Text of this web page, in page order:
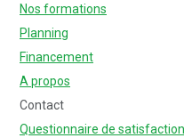
Nos formations
Planning
Financement
A propos
Contact
Questionnaire de satisfaction